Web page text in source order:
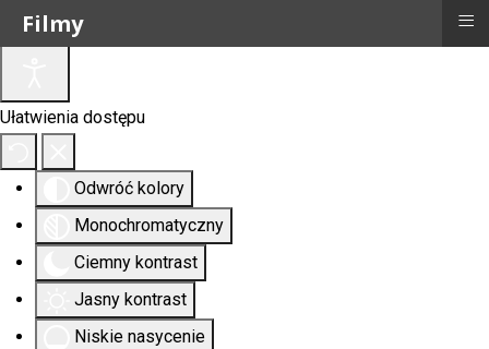
Ułatwienia dostępu
Odwróć kolory
Monochromatyczny
Ciemny kontrast
Jasny kontrast
Niskie nasycenie
Filmy ≡